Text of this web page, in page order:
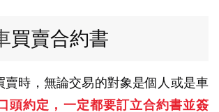
買賣合約書
賣時，無論交易的對象是個人或是車
頭約定，一定都要訂立合約書並簽